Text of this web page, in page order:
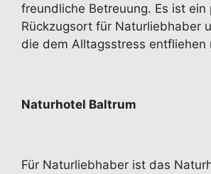
freundliche Betreuung. Es ist
Rückzugsort für Naturliebhaber
die dem Alltagsstress entfliehen
Naturhotel Baltrum
Für Naturliebhaber ist das